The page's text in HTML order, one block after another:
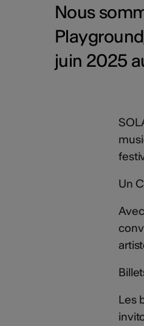
Nous
juin 2025
Un
Les